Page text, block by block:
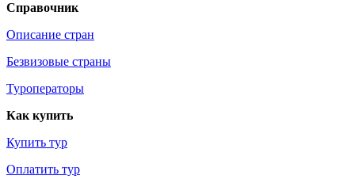
Справочник
Описание стран
Безвизовые страны
Туроператоры
Как купить
Купить тур
Оплатить тур